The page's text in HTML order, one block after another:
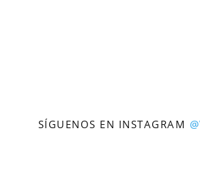
SÍGUENOS EN INSTAGRAM